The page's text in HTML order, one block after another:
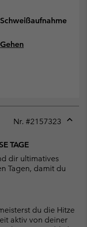
Schweißaufnahme
Gehen
Nr. #2157323
TAGE
dir ultimatives
Tagen, damit du
du die Hitze
aktiv von deiner